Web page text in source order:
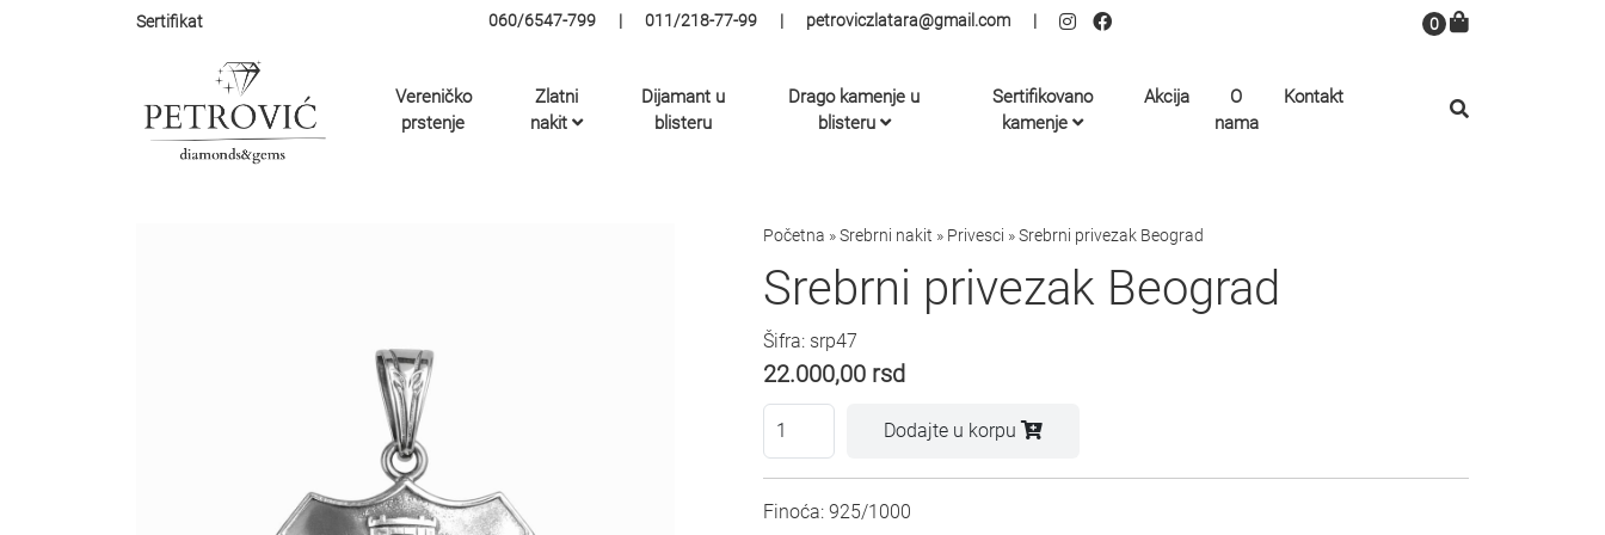
Sertifikat 060/6547-799 | 011/218-77-99 | petroviczlatara@gmail.com | 0
Vereničko
prstenje
Zlatni
nakit
Dijamant u
blisteru
Drago kamenje u
blisteru
Sertifikovano
kamenje
Akcija
O
nama
Kontakt
Početna »Srebrni nakit » Privesci »Srebrni privezak Beograd
Srebrni privezak Beograd
Šifra: srp47
22.000,00 rsd
Dodajte u korpu
Finoća: 925/1000